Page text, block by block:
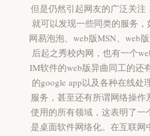
但是仍然引起网友的广泛关注
就可以发现一些同类的服务，
网易泡泡、web版MSN、web
后起之秀校内网，也有一个
IM软件的web版异曲同工的还
的google app以及各种在线处
服务，甚至还有所谓网络操作
使用的所有领域，这表明了一
是桌面软件网络化。在互联网